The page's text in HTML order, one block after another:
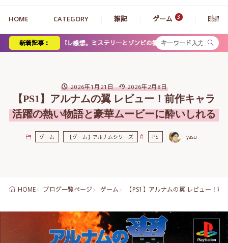
HOME CATEGORY 雑記 ゲーム 映画
新着記事：
。ミステリーとゾンビの衝撃展開、神木・浜辺コンビの魅力を徹底解説
2026年1月21日 2026年2月8日
【PS1】アルナムの翼 レビュー！前作キャラ
活躍の熱い物語と豪華ムービーに酔いしれる
ゲーム 【ゲーム】アルナムシリーズ PS yasu
HOME ブログ一覧ページ ゲーム 【PS1】アルナムの翼 レビュー！